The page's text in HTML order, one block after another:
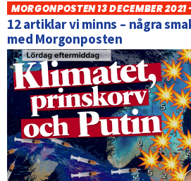
MORGONPOSTEN 13 DECEMBER
12 artiklar vi minns – några
med Morgonposten